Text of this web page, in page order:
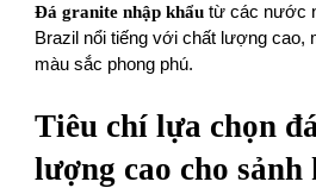
Đá granite nhập khẩu từ các nước
Brazil nổi tiếng với chất lượng cao,
màu sắc phong phú.
Tiêu chí lựa chọn
lượng cao cho sảnh